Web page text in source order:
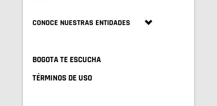
CONOCE NUESTRAS ENTIDADES
BOGOTA TE ESCUCHA
TÉRMINOS DE USO